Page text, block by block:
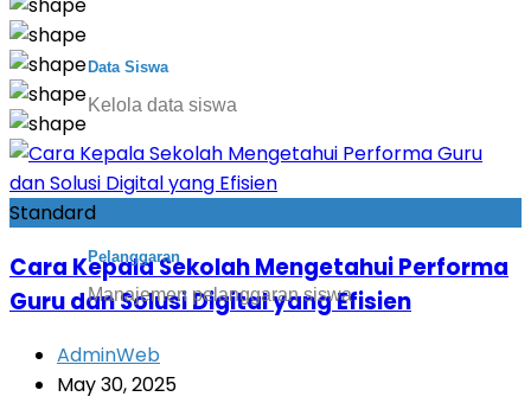
Data Siswa
Kelola data siswa
Pelanggaran
Manajemen pelanggaran siswa
Standard
Cara Kepala Sekolah Mengetahui Performa
Guru dan Solusi Digital yang Efisien
AdminWeb
May 30, 2025